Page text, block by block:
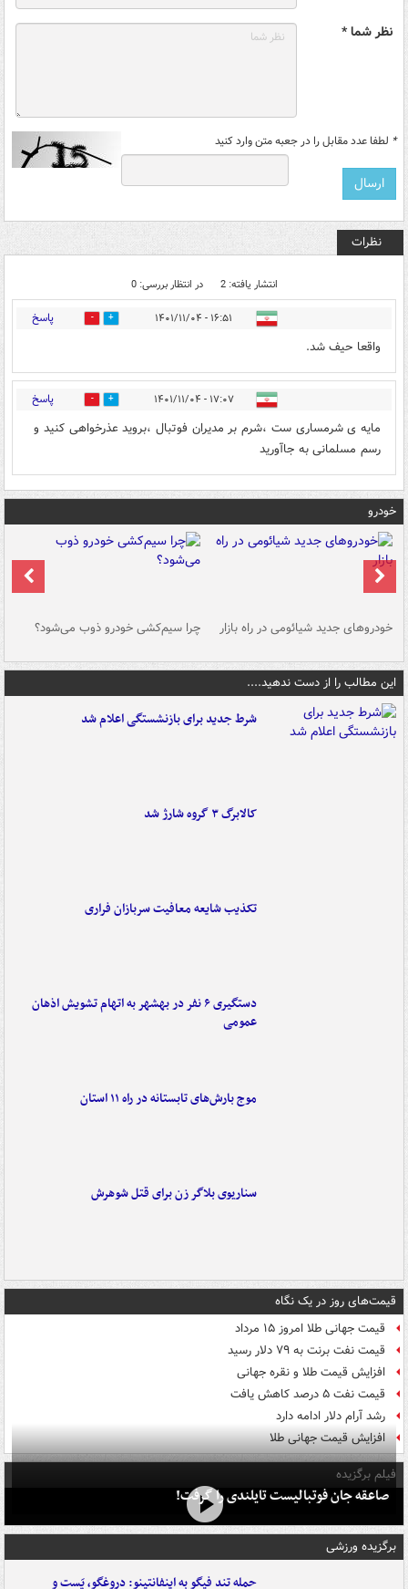
نظر شما *
* لطفا عدد مقابل را در جعبه متن وارد کنید
نظرات
انتشار یافته: 2 در انتظار بررسی: 0
۱۶:۵۱ - ۱۴۰۱/۱۱/۰۴ 0 پاسخ
واقعا حیف شد.
۱۷:۰۷ - ۱۴۰۱/۱۱/۰۴ 0 پاسخ
مایه ی شرمساری ست ،شرم بر مدیران فوتبال ،بروید عذرخواهی کنید و
رسم مسلمانی به جاآورید
خودرو
خودروهای جدید شیائومی در راه بازار چرا سیم‌کشی خودرو ذوب می‌شود؟
این مطالب را از دست ندهید....
شرط جدید برای بازنشستگی اعلام شد
کالابرگ ۳ گروه شارژ شد
تکذیب شایعه معافیت سربازان فراری
دستگیری ۶ نفر در بهشهر به اتهام تشویش اذهان
عمومی
موج بارش‌های تابستانه در راه ۱۱ استان
سناریوی بلاگر زن برای قتل شوهرش
قیمت‌های روز در یک نگاه
قیمت جهانی طلا امروز ۱۵ مرداد
قیمت نفت برنت به ۷۹ دلار رسید
افزایش قیمت طلا و نقره جهانی
قیمت نفت ۵ درصد کاهش یافت
رشد آرام دلار ادامه دارد
افزایش قیمت جهانی طلا
فیلم برگزیده
صاعقه جان فوتبالیست تایلندی را گرفت!
برگزیده ورزشی
حمله تند فیگو به اینفانتینو: دروغگو، پَست‌ و